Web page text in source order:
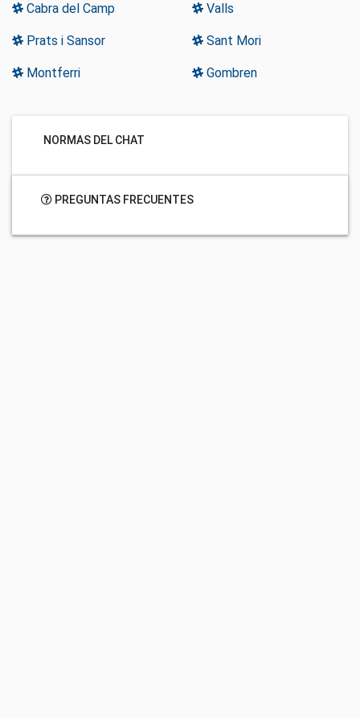
Cabra del Camp Valls
Prats i Sansor Sant Mori
Montferri Gombren
NORMAS DEL CHAT
PREGUNTAS FRECUENTES